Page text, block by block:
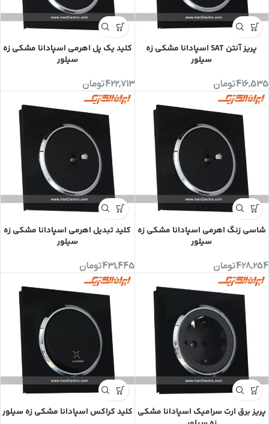
پریز آنتن SAT اسپادانا مشکی زه
سیلور
416,535تومان
کلید یک پل اهرمی اسپادانا مشکی زه
سیلور
422,713تومان
شاسی زنگ اهرمی اسپادانا مشکی زه
سیلور
428,254تومان
کلید تبدیل اهرمی اسپادانا مشکی زه
سیلور
431,445تومان
پریز برق ارت سرامیک اسپادانا مشکی کلید کراکس اسپادانا مشکی زه سیلور